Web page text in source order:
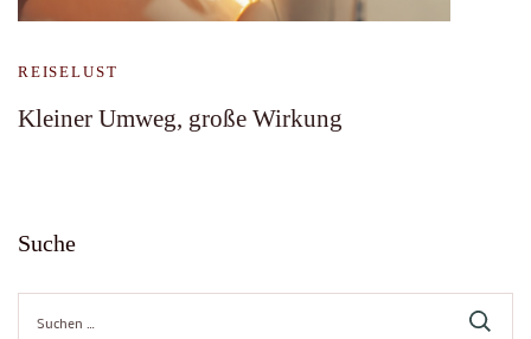
REISELUST
Kleiner Umweg, große Wirkung
Suche
nach: